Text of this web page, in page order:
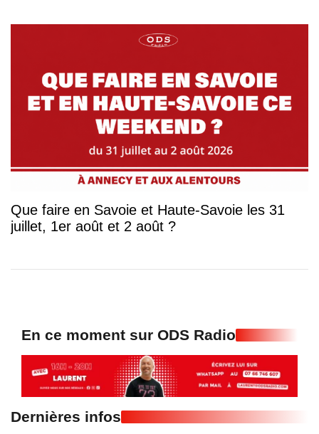
Que faire en Savoie et Haute-Savoie les 31
juillet, 1er août et 2 août ?
En ce moment sur ODS Radio
Dernières infos